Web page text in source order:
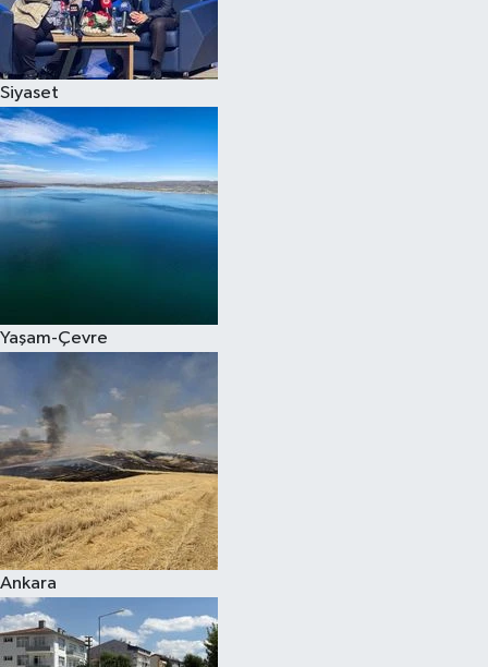
Siyaset
Yaşam-Çevre
Ankara
Spor
Çocuk
Eğitim
Kim kimdir?
Kültür Sanat
Sağlık
Siyaset
Teknoloji
Televizyon